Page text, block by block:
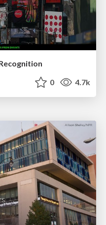
0 4.7k